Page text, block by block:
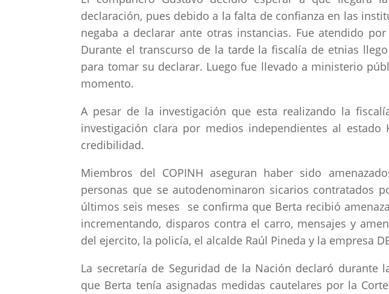
declaración, pues debido a la falta de confianza en las
negaba a declarar ante otras instancias. Fue atendido
Durante el transcurso de la tarde la fiscalía de etnias
para tomar su declarar. Luego fue llevado a ministerio
momento.
A pesar de la investigación que esta realizando la
investigación clara por medios independientes al estado
credibilidad.
Miembros del COPINH aseguran haber sido
personas que se autodenominaron sicarios contratados
últimos seis meses se confirma que Berta recibió
incrementando, disparos contra el carro, mensajes y
del ejercito, la policía, el alcalde Raúl Pineda y la empresa
La secretaría de Seguridad de la Nación declaró durante
que Berta tenía asignadas medidas cautelares por la